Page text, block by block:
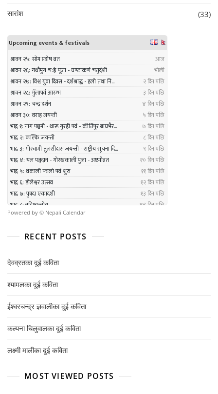
सारांश (33)
Powered by © Nepali Calendar
RECENT POSTS
देवव्रतका दुई कविता
श्यामलका दुई कविता
ईश्वरचन्द्र ज्ञवालीका दुई कविता
कल्पना चिलुवालका दुई कविता
लक्ष्मी मालीका दुई कविता
MOST VIEWED POSTS